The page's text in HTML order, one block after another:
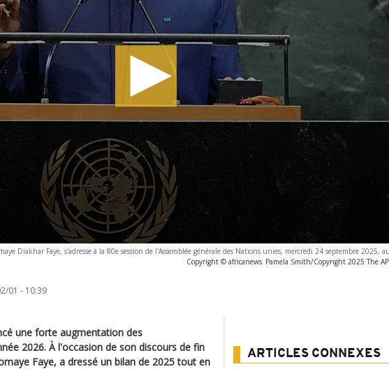
Diakhar Faye, s'adresse à la 80e session de l'Assemblée générale des Nations unies, mercredi 24 septembre 2025,
Copyright © africanews Pamela Smith/Copyright 2025 The
01 - 10:39
une forte augmentation des
2026. À l'occasion de son discours de fin
Faye, a dressé un bilan de 2025 tout en
ARTICLES CONNEXES